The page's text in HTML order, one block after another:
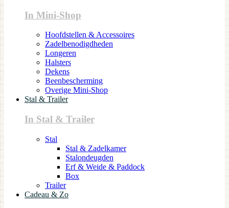
In Mini-Shop
Hoofdstellen & Accessoires
Zadelbenodigdheden
Longeren
Halsters
Dekens
Beenbescherming
Overige Mini-Shop
Stal & Trailer
In Stal & Trailer
Stal
Stal & Zadelkamer
Stalondeugden
Erf & Weide & Paddock
Box
Trailer
Cadeau & Zo